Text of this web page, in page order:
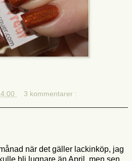
3 kommentarer :
när det gäller lackinköp, jag
bli lugnare än April, men sen